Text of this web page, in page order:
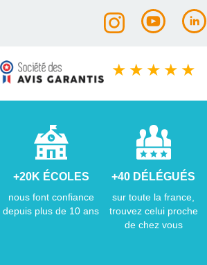
★ ★ ★ ★ ★
+20K ÉCOLES
nous font confiance
depuis plus de 10 ans
+40 DÉLÉGUÉS
sur toute la france,
trouvez celui proche
de chez vous